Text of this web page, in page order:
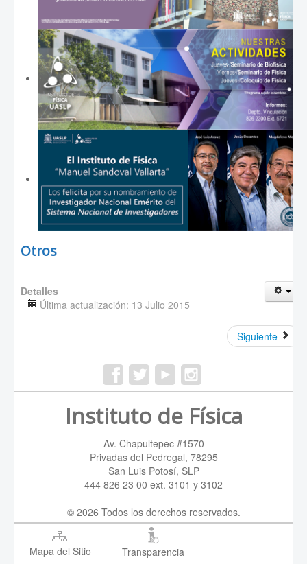
Otros
Detalles
Última actualización: 13 Julio 2015
Siguiente
Instituto de Física
Av. Chapultepec #1570
Privadas del Pedregal, 78295
San Luis Potosí, SLP
444 826 23 00 ext. 3101 y 3102
© 2026 Todos los derechos reservados.
Mapa del Sitio Transparencia